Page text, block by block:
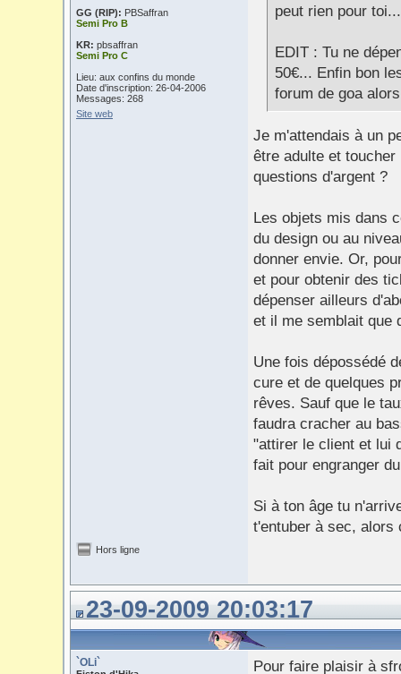
GG (RIP): PBSaffran
Semi Pro B
KR: pbsaffran
Semi Pro C
Lieu: aux confins du monde
Date d'inscription: 26-04-2006
Messages: 268
Site web
peut rien pour
EDIT : Tu ne
50€... Enfin bon
forum de goa
Je m'attendais à un
être adulte et
questions d'argent ?
Les objets mis dans
du design ou au
donner envie. Or,
et pour obtenir des
dépenser ailleurs
et il me semblait que
Une fois dépossédé
cure et de quelques
rêves. Sauf que le
faudra cracher au
"attirer le client et lui
fait pour engranger
Si à ton âge tu
t'entuber à sec, alors
Hors ligne
23-09-2009 20:03:17
`OLi` Pour faire plaisir à